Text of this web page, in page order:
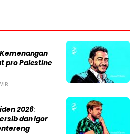
pro Palestine
2026:
dan Igor